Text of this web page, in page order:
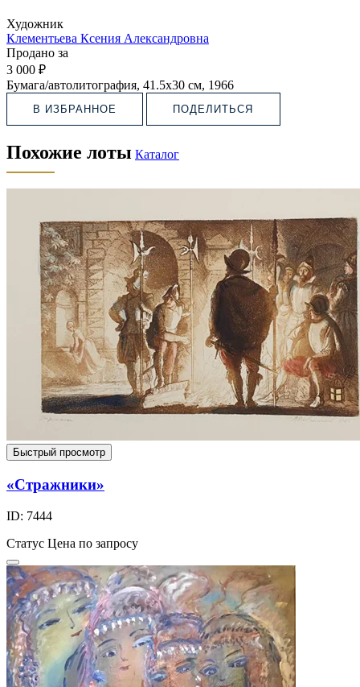
Художник
Клементьева Ксения Александровна
Продано за
3 000 ₽
Бумага/автолитография, 41.5х30 см, 1966
В ИЗБРАННОЕ ПОДЕЛИТЬСЯ
Похожие лоты Каталог
Быстрый просмотр
«Стражники»
ID: 7444
Статус Цена по запросу